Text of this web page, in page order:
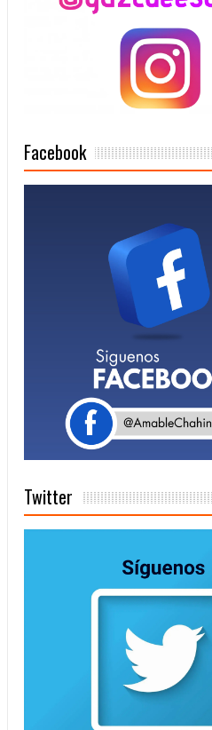
Café
de RD
Gestión
Facebook
Twitter